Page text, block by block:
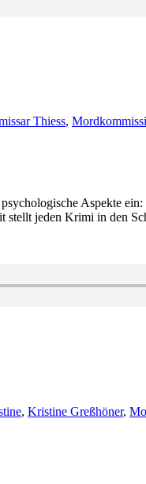
Thiess,
Aspekte
stellt jeden Krimi in den
, Kristine Greßhöner,